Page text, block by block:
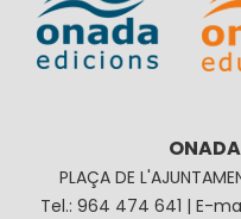
PLAÇA DE
Tel.: 964 474 641 | E-